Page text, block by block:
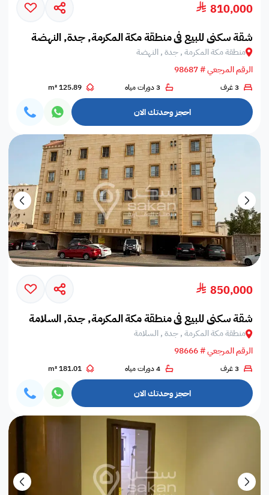
810,000
شقة سكني للبيع في منطقة مكة المكرمة, جدة, النهضة
منطقة مكة المكرمة , جدة , النهضة
الرقم المرجعي # 98687
3 غرف 3 دورات مياه 125.89 m²
احجز وحدتك الان
850,000
شقة سكني للبيع في منطقة مكة المكرمة, جدة, السلامة
منطقة مكة المكرمة , جدة , السلامة
الرقم المرجعي # 98666
3 غرف 4 دورات مياه 181.01 m²
احجز وحدتك الان